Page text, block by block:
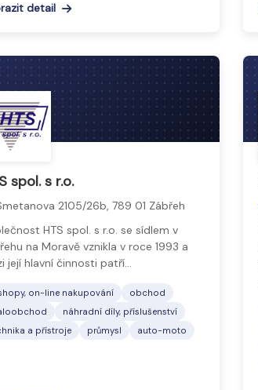
detail
spol. s r.o.
2105/26b, 789 01 Zábřeh
HTS spol. s r.o. se sídlem v
na Moravě vznikla v roce 1993 a
její hlavní činnosti patří…
on-line nakupování
obchod
náhradní díly, příslušenství
a přístroje
průmysl auto-moto